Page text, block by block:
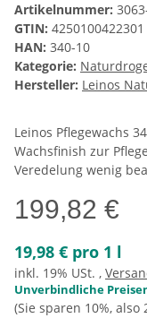
Artikelnummer:
GTIN: 4250100422301
HAN: 340-10
Kategorie:
Hersteller: Leinos
Leinos Pflegewachs
Wachsfinish zur
Veredelung wenig
199,82 €
19,98 € pro 1 l
inkl. 19% USt. ,
Unverbindliche
(Sie sparen 10%, also